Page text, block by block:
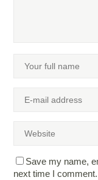
Save my name,
next time I comment.